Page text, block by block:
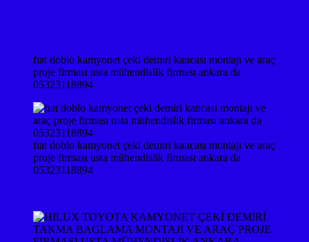
fıat doblo kamyonet çeki demiri kancası montajı ve araç
proje firması usta mühendislik firması ankara da
05323118894
fıat doblo kamyonet çeki demiri kancası montajı ve araç
proje firması usta mühendislik firması ankara da
05323118894